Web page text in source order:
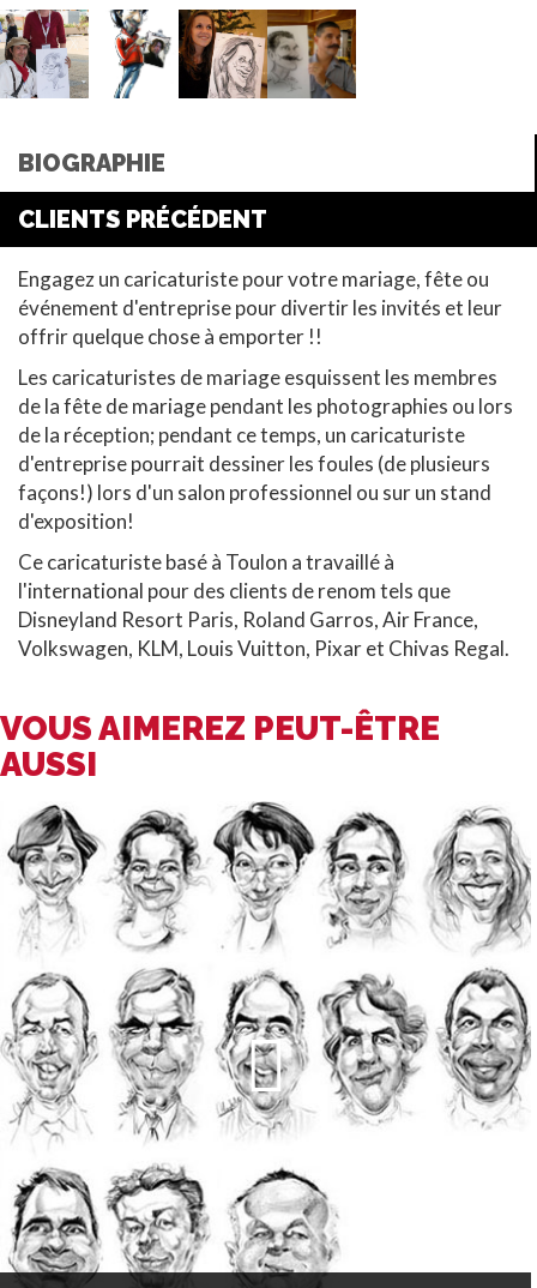
BIOGRAPHIE
CLIENTS PRÉCÉDENT
Engagez un caricaturiste pour votre mariage, fête ou
événement d'entreprise pour divertir les invités et leur
offrir quelque chose à emporter !!
Les caricaturistes de mariage esquissent les membres
de la fête de mariage pendant les photographies ou lors
de la réception; pendant ce temps, un caricaturiste
d'entreprise pourrait dessiner les foules (de plusieurs
façons!) lors d'un salon professionnel ou sur un stand
d'exposition!
Ce caricaturiste basé à Toulon a travaillé à
l'international pour des clients de renom tels que
Disneyland Resort Paris, Roland Garros, Air France,
Volkswagen, KLM, Louis Vuitton, Pixar et Chivas Regal.
VOUS AIMEREZ PEUT-ÊTRE
AUSSI